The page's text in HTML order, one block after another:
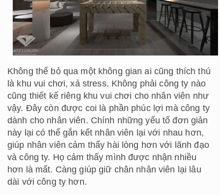
Không thể bỏ qua một không gian ai cũng thích thú
là khu vui chơi, xả stress. Không phải công ty nào
cũng thiết kế riêng khu vui chơi cho nhân viên như
vậy. Đây còn được coi là phần phúc lợi mà công ty
dành cho nhân viên. Chính những yếu tố đơn giản
này lại có thể gắn kết nhân viên lại với nhau hơn,
giúp nhân viên cảm thấy hài lòng hơn với lãnh đạo
và công ty. Họ cảm thấy mình được nhận nhiều
hơn là mất. Càng giúp giữ chân nhân viên lại lâu
dài với công ty hơn.